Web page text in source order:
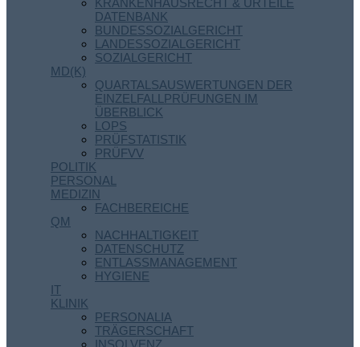
DATENBANK
BUNDESSOZIALGERICHT
LANDESSOZIALGERICHT
SOZIALGERICHT
MD(K)
QUARTALSAUSWERTUNGEN DER
EINZELFALLPRÜFUNGEN IM
ÜBERBLICK
LOPS
PRÜFSTATISTIK
PRÜFVV
POLITIK
PERSONAL
MEDIZIN
FACHBEREICHE
QM
NACHHALTIGKEIT
DATENSCHUTZ
ENTLASSMANAGEMENT
HYGIENE
IT
KLINIK
PERSONALIA
TRÄGERSCHAFT
INSOLVENZ